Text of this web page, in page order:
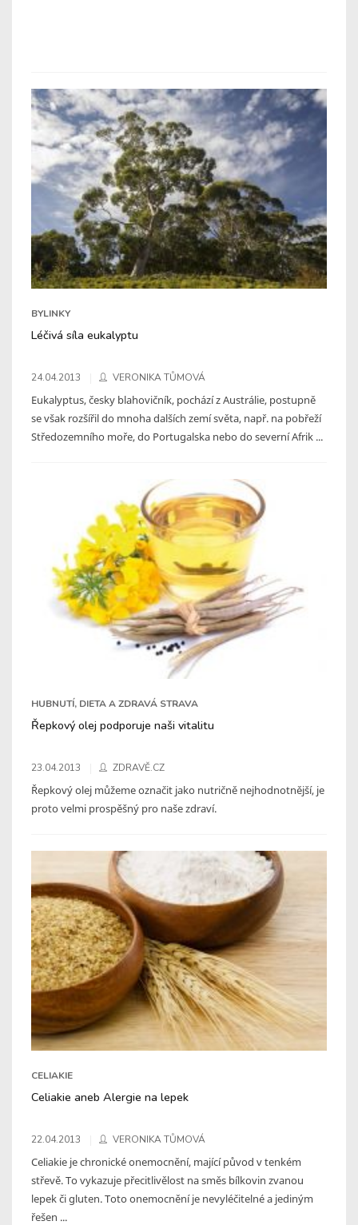
BYLINKY
Léčivá síla eukalyptu
24.04.2013 VERONIKA TŮMOVÁ
Eukalyptus, česky blahovičník, pochází z Austrálie, postupně
se však rozšířil do mnoha dalších zemí světa, např. na pobřeží
Středozemního moře, do Portugalska nebo do severní Afrik ...
HUBNUTÍ, DIETA A ZDRAVÁ STRAVA
Řepkový olej podporuje naši vitalitu
23.04.2013 ZDRAVĚ.CZ
Řepkový olej můžeme označit jako nutričně nejhodnotnější, je
proto velmi prospěšný pro naše zdraví.
CELIAKIE
Celiakie aneb Alergie na lepek
22.04.2013 VERONIKA TŮMOVÁ
Celiakie je chronické onemocnění, mající původ v tenkém
střevě. To vykazuje přecitlivělost na směs bílkovin zvanou
lepek či gluten. Toto onemocnění je nevyléčitelné a jediným
řešen ...